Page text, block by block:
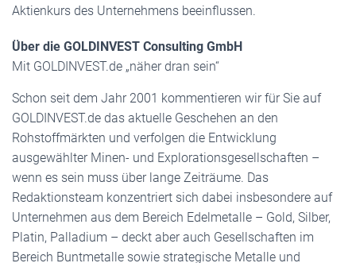
Aktienkurs des Unternehmens beeinflussen.
Über die GOLDINVEST Consulting GmbH
Mit GOLDINVEST.de „näher dran sein“
Schon seit dem Jahr 2001 kommentieren wir für Sie auf
GOLDINVEST.de das aktuelle Geschehen an den
Rohstoffmärkten und verfolgen die Entwicklung
ausgewählter Minen- und Explorationsgesellschaften –
wenn es sein muss über lange Zeiträume. Das
Redaktionsteam konzentriert sich dabei insbesondere auf
Unternehmen aus dem Bereich Edelmetalle – Gold, Silber,
Platin, Palladium – deckt aber auch Gesellschaften im
Bereich Buntmetalle sowie strategische Metalle und